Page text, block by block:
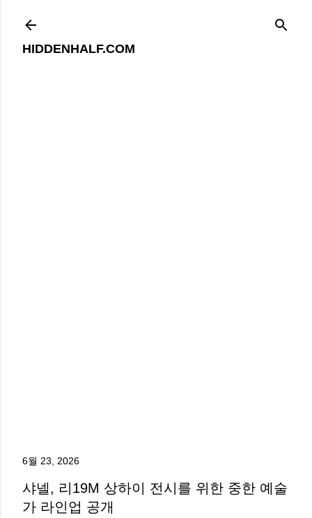
HIDDENHALF.COM
6월 23, 2026
샤넬, 리19M 상하이 전시를 위한 중한 예술
가 라인업 공개